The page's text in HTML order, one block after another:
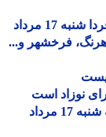
جدول قطعی برق شهرکرد، بروجن و لردگان فردا شنبه 17 مرداد
فرخشهر و...
است
یک پیش بینی مهم برای قیمت دلار، طلا و سکه شنبه 17 مرداد